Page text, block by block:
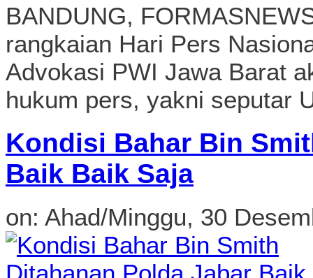
BANDUNG,
rangkaian Hari Pers
Advokasi PWI Jawa Barat
hukum pers, yakni seputar
Kondisi Bahar Bin
Baik Baik Saja
on: Ahad/Minggu, 30